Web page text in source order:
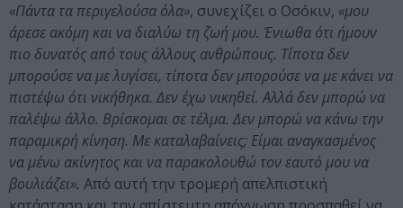
«Πάντα τα περιγελούσα όλα», συνεχίζει ο Οσόκιν, «μου
άρεσε ακόμη και να διαλύω τη ζωή μου. Ένιωθα ότι ήμουν
πιο δυνατός από τους άλλους ανθρώπους. Τίποτα δεν
μπορούσε να με λυγίσει, τίποτα δεν μπορούσε να με κάνει να
πιστέψω ότι νικήθηκα. Δεν έχω νικηθεί. Αλλά δεν μπορώ να
παλέψω άλλο. Βρίσκομαι σε τέλμα. Δεν μπορώ να κάνω την
παραμικρή κίνηση. Με καταλαβαίνεις; Είμαι αναγκασμένος
να μένω ακίνητος και να παρακολουθώ τον εαυτό μου να
βουλιάζει». Από αυτή την τρομερή απελπιστική